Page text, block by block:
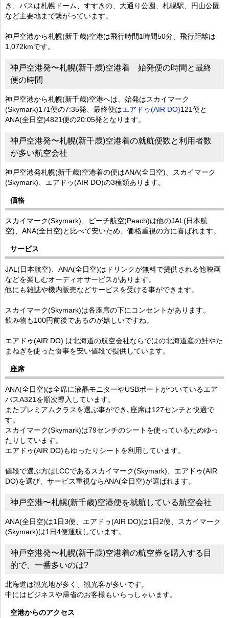
き、バスは札幌ドーム、すすきの、大通り公園、札幌駅、円山公園
など主要地まで繋がっています。
神戸空港から札幌(新千歳)空港は飛行時間1時間50分、飛行距離は
1,072kmです。
神戸空港発〜札幌(新千歳)空港着 始発便の時間と最終
便の時間
神戸空港から札幌(新千歳)空港へは、始発はスカイマーク
(Skymark)171便の7:35発、最終便はエアドゥ(AIR DO)121便と
ANA(全日空)4821便の20:05発となります。
神戸空港発〜札幌(新千歳)空港着の就航便数と利用者数
が多い航空会社
神戸空港発札幌(新千歳)空港着の便はANA(全日空)、スカイマーク
(Skymark)、エアドゥ(AIR DO)の3種類あります。
価格
スカイマーク(Skymark)、ピーチ航空(Peach)は他のJAL(日本航
空)、ANA(全日空)と比べて安いため、価格重視の方に喜ばれます。
サービス
JAL(日本航空)、ANA(全日空)はドリンクが無料で提供される他映画
などを楽しむオーディオサービスがあります。
他にも雑誌や機内販売などサービスを受ける事ができます。
スカイマーク(Skymark)は各座席の下にコンセントがあります。
飲み物も100円前後であるのが嬉しいですね。
エアドゥ(AIR DO) は北海道の航空会社ならではの北海道産の鮭やた
まねぎを使った食事を安い値段で提供しています。
座席
ANA(全日空)は全席に液晶モニターやUSBポートがついているエア
バスA321を順次導入しています。
またプレミアムクラスを選ぶ事ができ､座席は127センチと快適で
す。
スカイマーク(Skymark)は79センチのシートを使っているためゆっ
たりしています。
エアドゥ(AIR DO)もゆったりシートを利用しています。
値段で選ぶ方はLCCであるスカイマーク(Skymark)、エアドゥ(AIR
DO)を選び、サービス重視ならANA(全日空)が選ばれます。
神戸空港〜札幌(新千歳)空港便を就航している航空会社
ANA(全日空)は1日3便、エアドゥ(AIR DO)は1日2便、スカイマーク
(Skymark)は1日4便運航しています。
神戸空港発〜札幌(新千歳)空港着の航空券を購入する目
的で、一番多いのは?
北海道は観光地が多く、観光客が多いです。
中にはビジネスや帰省のお客様もいらっしゃいます。
空港からのアクセス